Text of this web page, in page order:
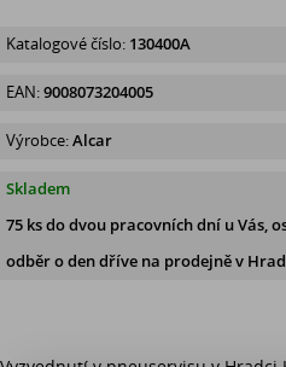
Katalogové číslo: 130400A
EAN:9008073204005
Výrobce:Alcar
Skladem
75 ksdo dvou pracovních dní u Vás,
odběr o den dříve na prodejně v